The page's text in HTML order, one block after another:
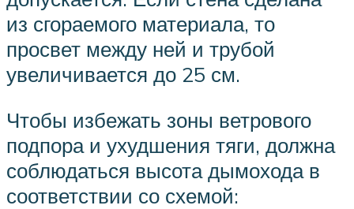
из сгораемого материала, то
просвет между ней и трубой
увеличивается до 25 см.
Чтобы избежать зоны ветрового
подпора и ухудшения тяги, должна
соблюдаться высота дымохода в
соответствии со схемой: